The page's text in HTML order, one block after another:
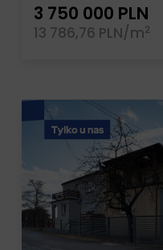
3 750 000 PLN
13 786,76 PLN/m2